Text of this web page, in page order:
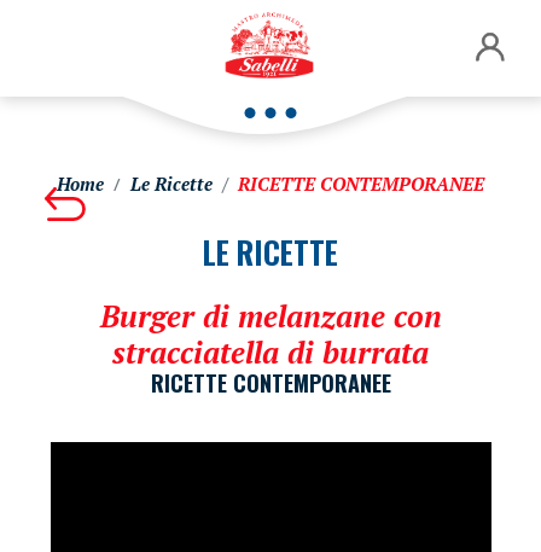
Home Le Ricette RICETTE CONTEMPORANEE
LE RICETTE
Burger di melanzane con
stracciatella di burrata
RICETTE CONTEMPORANEE